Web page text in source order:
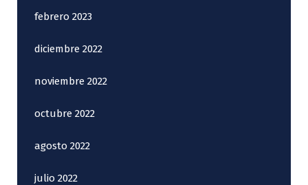
febrero 2023
diciembre 2022
noviembre 2022
octubre 2022
agosto 2022
julio 2022